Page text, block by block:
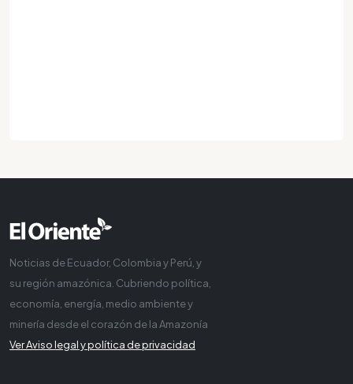
Noticias de Ecuador, Colombia y Perú, y
su región amazónica. Cubriendo política,
economía, energía, medio ambiente y
minería desde el corazón de la Amazonía
Ver Aviso legal y política de privacidad